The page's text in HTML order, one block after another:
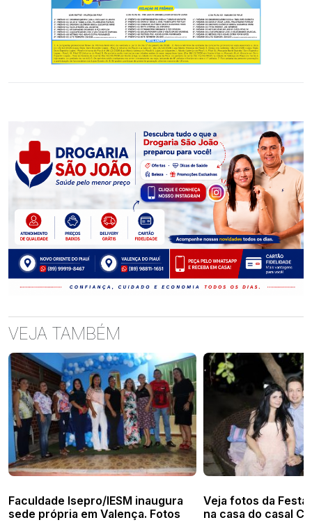
VEJA TAMBÉM
Faculdade Isepro/IESM inaugura
sede própria em Valença. Fotos
Veja fotos da Festa
na casa do casal